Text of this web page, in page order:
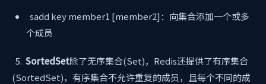
sadd key member1 [member2]：向集合添加一个或多
个成员
5. SortedSet除了无序集合(Set)，Redis还提供了有序集合
(SortedSet)，有序集合不允许重复的成员，且每个不同的成